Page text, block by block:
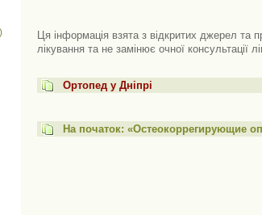
Ця інформація взята з відкритих джерел та
лікування та не замінює очної консультації
Ортопед у Дніпрі
На початок: «Остеокоррегирующие